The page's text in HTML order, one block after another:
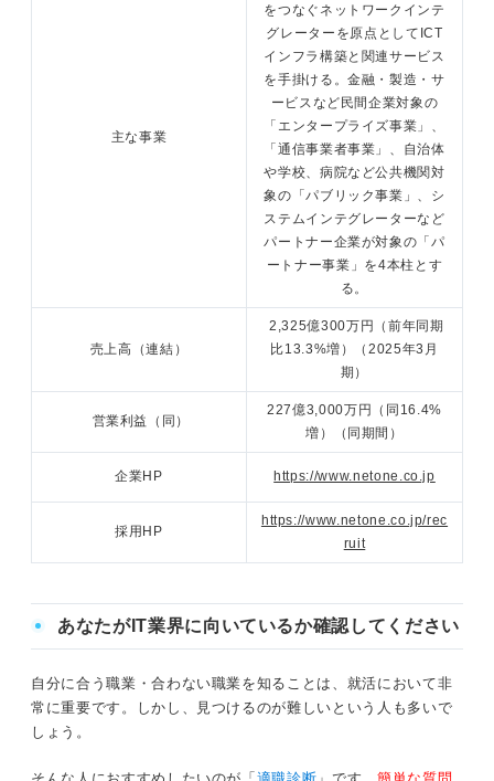
主な事業
をつなぐネットワークインテ
グレーターを原点としてICT
インフラ構築と関連サービス
を手掛ける。金融・製造・サ
ービスなど民間企業対象の
「エンタープライズ事業」、
「通信事業者事業」、自治体
や学校、病院など公共機関対
象の「パブリック事業」、シ
ステムインテグレーターなど
パートナー企業が対象の「パ
ートナー事業」を4本柱とす
る。
売上高（連結）
2,325億300万円（前年同期
比13.3%増）（2025年3月
期）
営業利益（同）
227億3,000万円（同16.4%
増）（同期間）
企業HP https://www.netone.co.jp
採用HP
https://www.netone.co.jp/rec
ruit
あなたがIT業界に向いているか確認してください
自分に合う職業・合わない職業を知ることは、就活において非
常に重要です。しかし、見つけるのが難しいという人も多いで
しょう。